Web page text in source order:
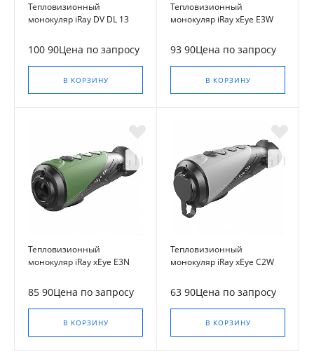
Тепловизионный
монокуляр iRay DV DL 13
100 90Цена по запросу
В КОРЗИНУ
Тепловизионный
монокуляр iRay xEye E3W
93 90Цена по запросу
В КОРЗИНУ
Тепловизионный
монокуляр iRay xEye E3N
85 90Цена по запросу
В КОРЗИНУ
Тепловизионный
монокуляр iRay xEye C2W
63 90Цена по запросу
В КОРЗИНУ